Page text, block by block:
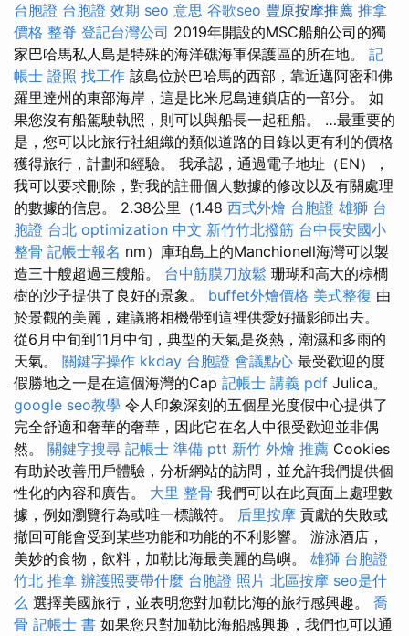
台胞證 台胞證 效期 seo 意思 谷歌seo 豐原按摩推薦 推拿
價格 整脊 登記台灣公司 2019年開設的MSC船舶公司的獨
家巴哈馬​​私人島是特殊的海洋礁海軍保護區的所在地。 記
帳士 證照 找工作 該島位於巴哈馬的西部，靠近邁阿密和佛
羅里達州的東部海岸，這是比米尼島連鎖店的一部分。 如
果您沒有船駕駛執照，則可以與船長一起租船。 …最重要的
是，您可以比旅行社組織的類似道路的目錄以更有利的價格
獲得旅行，計劃和經驗。 我承認，通過電子地址（EN），
我可以要求刪除，對我的註冊個人數據的修改以及有關處理
的數據的信息。 2.38公里（1.48 西式外燴 台胞證 雄獅 台
胞證 台北 optimization 中文 新竹竹北撥筋 台中長安國小
整骨 記帳士報名 nm）庫珀島上的Manchionell海灣可以製
造三十艘超過三艘船。 台中筋膜刀放鬆 珊瑚和高大的棕櫚
樹的沙子提供了良好的景象。 buffet外燴價格 美式整復 由
於景觀的美麗，建議將相機帶到這裡供愛好攝影師出去。
從6月中旬到11月中旬，典型的天氣是炎熱，潮濕和多雨的
天氣。 關鍵字操作 kkday 台胞證 會議點心 最受歡迎的度
假勝地之一是在這個海灣的Cap 記帳士 講義 pdf Julica。
google seo教學 令人印象深刻的五個星光度假中心提供了
完全舒適和奢華的奢華，因此它在名人中很受歡迎並非偶
然。 關鍵字搜尋 記帳士 準備 ptt 新竹 外燴 推薦 Cookies
有助於改善用戶體驗，分析網站的訪問，並允許我們提供個
性化的內容和廣告。 大里 整骨 我們可以在此頁面上處理數
據，例如瀏覽行為或唯一標識符。 后里按摩 貢獻的失敗或
撤回可能會受到某些功能和功能的不利影響。 游泳酒店，
美妙的食物，飲料，加勒比海最美麗的島嶼。 雄獅 台胞證
竹北 推拿 辦護照要帶什麼 台胞證 照片 北區按摩 seo是什
么 選擇美國旅行，並表明您對加勒比海的旅行感興趣。 喬
骨 記帳士 書 如果您只對加勒比海船感興趣，我們也可以通